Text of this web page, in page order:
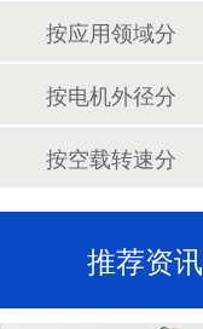
按应用领域分
按电机外径分
按空载转速分
推荐资讯